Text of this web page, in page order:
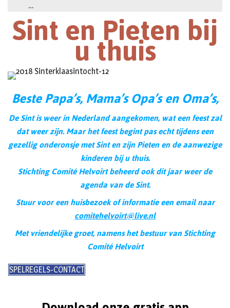
…
Sint en Pieten bij
u thuis
Beste Papa’s, Mama’s Opa’s en Oma’s,
De Sint is weer in Nederland aangekomen, wat een feest zal
dat weer zijn. Maar het feest begint pas echt tijdens een
gezellig onderonsje met Sint en zijn Pieten en de aanwezige
kinderen bij u thuis.
Stichting Comité Helvoirt beheerd ook dit jaar weer de
agenda van de Sint.
Stuur voor een huisbezoek of informatie een email naar
comitehelvoirt@live.nl
Met vriendelijke groet, namens het bestuur van Stichting
Comité Helvoirt
SPELREGELS-CONTACT